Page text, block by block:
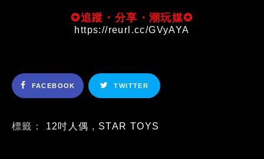
✪追蹤・分享・潮玩媒✪
https://reurl.cc/GVyAYA
FACEBOOK TWITTER
標籤： 12吋人偶 , STAR TOYS